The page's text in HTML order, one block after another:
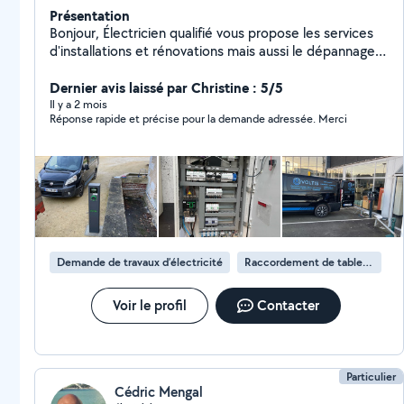
Présentation
Bonjour, Électricien qualifié vous propose les services
d'installations et rénovations mais aussi le dépannage
longue expérience me permet de m'adapter
facilement à chaque demande. BORNES DE
RECHARGE CLIMATISATION PANNEAU SOLAIRES
transition écologique, je suis formé IRVE se qui me
permet de vous accompagner de A à Z en se qui
concerne l'installation de bornes de recharge à
domicile, en entreprise et/ou collectivités. Si vous
souhaitez confier vos projets à un passionné alors
n'hésitez pas à faire appel à mon savoir-faire !
Dernier avis laissé par Christine : 5/5
Il y a 2 mois
Réponse rapide et précise pour la demande adressée. Merci
Demande de travaux d’électricité Raccordement de tableau électrique
Voir le profil Contacter
Particulier
Cédric Mengal